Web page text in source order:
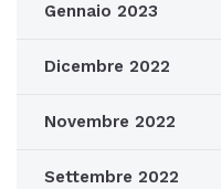
Gennaio 2023
Dicembre 2022
Novembre 2022
Settembre 2022